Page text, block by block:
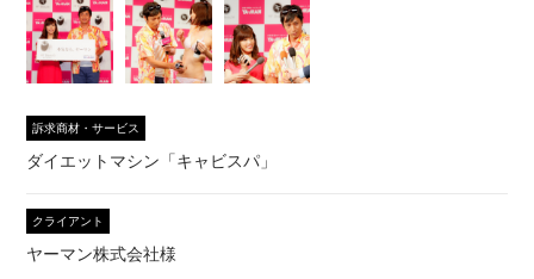
訴求商材・サービス
ダイエットマシン「キャビスパ」
クライアント
ヤーマン株式会社様